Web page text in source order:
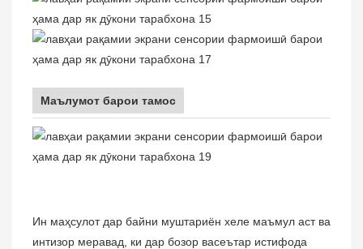
Маълумот барои тамос
Ин маҳсулот дар байни муштариён хеле маъмул аст ва
интизор меравад, ки дар бозор васеътар истифода